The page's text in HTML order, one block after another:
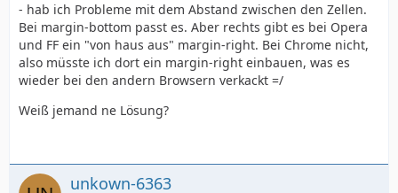
- hab ich Probleme mit dem Abstand zwischen den Zellen.
Bei margin-bottom passt es. Aber rechts gibt es bei Opera
und FF ein "von haus aus" margin-right. Bei Chrome nicht,
also müsste ich dort ein margin-right einbauen, was es
wieder bei den andern Browsern verkackt =/
Weiß jemand ne Lösung?
unkown-6363